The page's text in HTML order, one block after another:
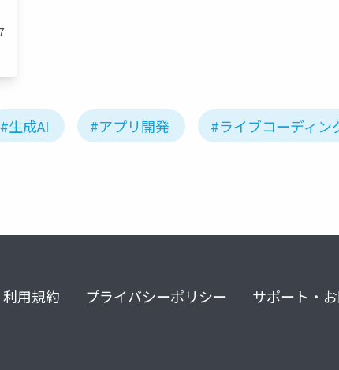
#生成AI #アプリ開発 #ライブコーディン
利用規約 プライバシーポリシー サポート・